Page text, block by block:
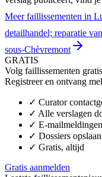
Meer faillissementen in
detailhandel; reparatie
sous-Chèvremont
GRATIS
Volg faillissementen gratis
Registreer en ontvang
✓ Curator
✓ Alle verslagen
✓ E-
✓ Dossiers opslaan
✓ Gratis, altijd
Gratis aanmelden